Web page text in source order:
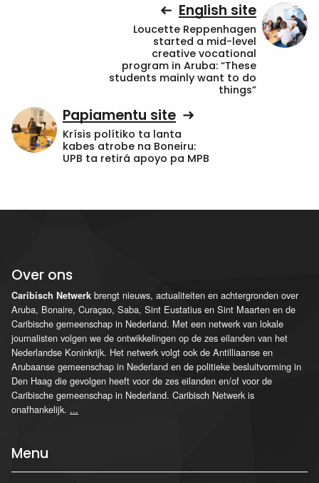
English site
Loucette Reppenhagen
started a mid-level
creative vocational
program in Aruba: “These
students mainly want to do
things”
Papiamentu site
Krísis polítiko ta lanta
kabes atrobe na Boneiru:
UPB ta retirá apoyo pa MPB
Over ons
Caribisch Netwerk brengt nieuws, actualiteiten en achtergronden over
Aruba, Bonaire, Curaçao, Saba, Sint Eustatius en Sint Maarten en de
Caribische gemeenschap in Nederland. Met een netwerk van lokale
journalisten volgen we de ontwikkelingen op de zes eilanden van het
Nederlandse Koninkrijk. Het netwerk volgt ook de Antilliaanse en
Arubaanse gemeenschap in Nederland en de politieke besluitvorming in
Den Haag die gevolgen heeft voor de zes eilanden en/of voor de
Caribische gemeenschap in Nederland. Caribisch Netwerk is
onafhankelijk. ...
Menu